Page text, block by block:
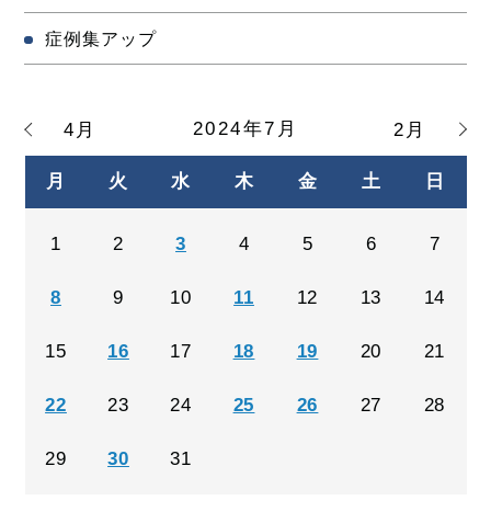
症例集アップ
2024年7月
月 火 水 木 金 土 日
4月 2月
1 2 3 4 5 6 7
8 9 10 11 12 13 14
15 16 17 18 19 20 21
22 23 24 25 26 27 28
29 30 31